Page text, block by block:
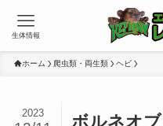
生体情報
ホーム 爬虫類・両生類 ヘビ
ボルネオ
2023